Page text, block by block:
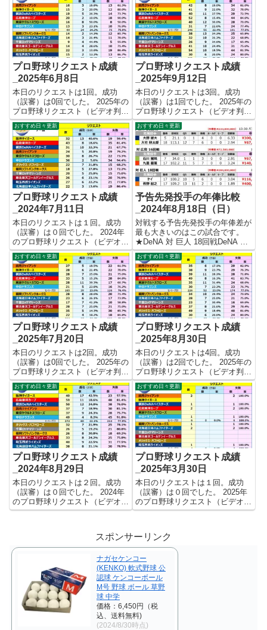
プロ野球リクエスト成績
_2025年6月8日
本日のリクエストは1回。成功
（誤審）は0回でした。 2025年の
プロ野球リクエスト（ビデオ判
定）成績を記録集計しています。
今シーズンのリクエスト成功率は
これで22.5%。リクエスト数187
回、成功42回、失敗145回となり
ました。 【リクエ...
プロ野球リクエスト成績
_2025年9月12日
本日のリクエストは3回。成功
（誤審）は1回でした。 2025年の
プロ野球リクエスト（ビデオ判
定）成績を記録集計しています。
今シーズンのリクエスト成功率は
これで24.2%。リクエスト数467
回、成功113回、失敗354回とな
りました。 【リク...
おすすめ日々更新
プロ野球リクエスト成績
_2024年7月11日
本日のリクエストは１回。成功
（誤審）は０回でした。 2024年
のプロ野球リクエスト（ビデオ判
定）成績を記録集計しています。
今シーズンのリクエスト成功率は
これで23.6%。リクエスト数331
回、成功78回、失敗253回となり
ました。 【リク...
おすすめ日々更新
予告先発投手の年俸比較
_2024年8月18日（日）
対戦する予告先発投手の年俸差が
最も大きいのはこの試合です。
★DeNA 対 巨人 18回戦DeNA ケ
イ ¥116,000,000－巨人 菅野 智之
¥400,000,000－ 年俸差：
￥284,000,000－ 【注目投手】今
シーズン初登...
おすすめ日々更新
プロ野球リクエスト成績
_2025年7月20日
本日のリクエストは2回。成功
（誤審）は0回でした。 2025年の
プロ野球リクエスト（ビデオ判
定）成績を記録集計しています。
今シーズンのリクエスト成功率は
これで23.9%。リクエスト数318
回、成功76回、失敗242回となり
ました。 【リクエ...
おすすめ日々更新
プロ野球リクエスト成績
_2025年8月30日
本日のリクエストは4回。成功
（誤審）は2回でした。 2025年の
プロ野球リクエスト（ビデオ判
定）成績を記録集計しています。
今シーズンのリクエスト成功率は
これで23.2%。リクエスト数427
回、成功99回、失敗328回となり
ました。 【リクエ...
おすすめ日々更新
プロ野球リクエスト成績
_2024年8月29日
本日のリクエストは２回。成功
（誤審）は０回でした。 2024年
のプロ野球リクエスト（ビデオ判
定）成績を記録集計しています。
回、成功105回、失敗362回とな
りました。 【リク...
おすすめ日々更新
プロ野球リクエスト成績
_2025年3月30日
本日のリクエストは１回。成功
（誤審）は０回でした。 2025年
のプロ野球リクエスト（ビデオ判
定）成績を記録集計しています。
回、成功0回、失敗10回となりま
した。 【リクエスト結果...
スポンサーリンク
ナガセケンコー
(KENKO) 軟式野球 公
認球 ケンコーボール
M号 野球 ボール 草野
球 中学
価格：6,450円（税
込、送料無料)
(2024/8/30時点)